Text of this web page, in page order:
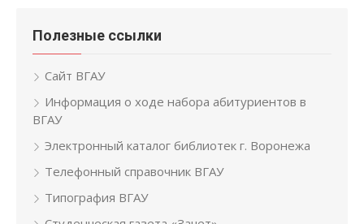
Полезные ссылки
Сайт ВГАУ
Информация о ходе набора абитуриентов в
ВГАУ
Электронный каталог библиотек г. Воронежа
Телефонный справочник ВГАУ
Типография ВГАУ